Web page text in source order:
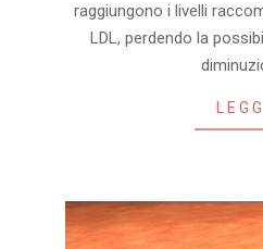
raggiungono i livelli
LDL, perdendo la
LEGGI